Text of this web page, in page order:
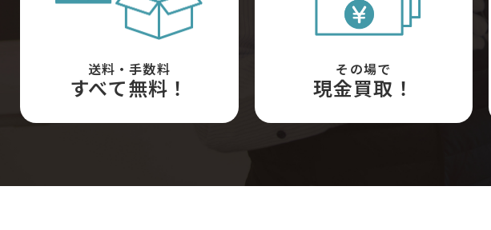
送料・手数料
すべて無料！
その場で
現金買取！